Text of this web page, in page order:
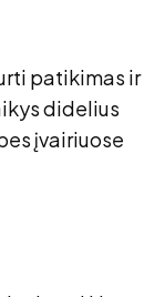
patikimas ir
didelius
įvairiuose